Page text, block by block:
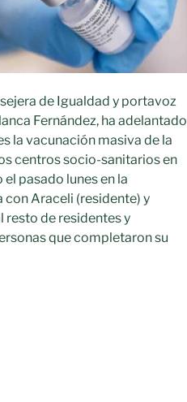
de Igualdad y portavoz
Fernández, ha adelantado
la vacunación masiva de la
centros socio-sanitarios en
pasado lunes en la
con Araceli (residente) y
resto de residentes y
que completaron su